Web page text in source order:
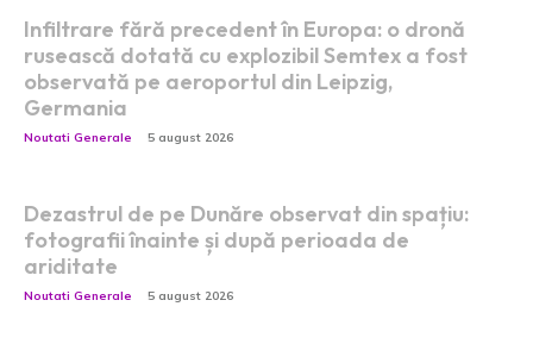
Infiltrare fără precedent în Europa: o dronă
rusească dotată cu explozibil Semtex a fost
observată pe aeroportul din Leipzig,
Germania
Noutati Generale 5 august 2026
Dezastrul de pe Dunăre observat din spațiu:
fotografii înainte și după perioada de
ariditate
Noutati Generale 5 august 2026